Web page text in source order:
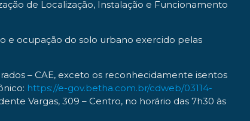
de Localização, Instalação e Funcionamento
e ocupação do solo urbano exercido pelas
– CAE, exceto os reconhecidamente isentos
https://e-gov.betha.com.br/cdweb/03114-
Vargas, 309 – Centro, no horário das 7h30 às